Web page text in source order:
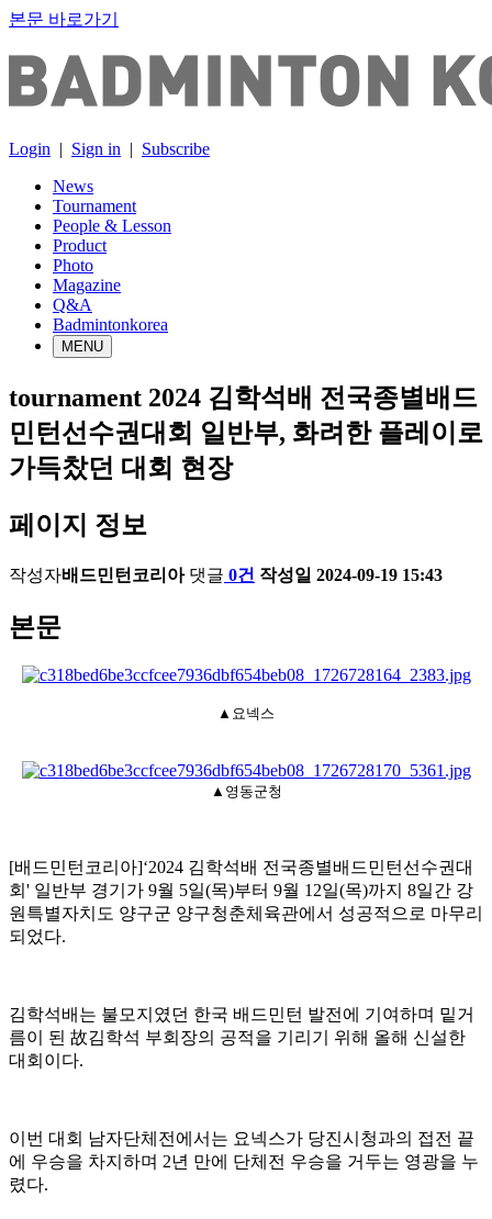
본문 바로가기
Login | Sign in | Subscribe
News
Tournament
People & Lesson
Product
Photo
Magazine
Q&A
Badmintonkorea
MENU
tournament 2024 김학석배 전국종별배드
민턴선수권대회 일반부, 화려한 플레이로
가득찼던 대회 현장
페이지 정보
작성자배드민턴코리아 댓글 0건 작성일 2024-09-19 15:43
본문
▲요넥스
▲영동군청
[배드민턴코리아]‘2024 김학석배 전국종별배드민턴선수권대
회' 일반부 경기가 9월 5일(목)부터 9월 12일(목)까지 8일간 강
원특별자치도 양구군 양구청춘체육관에서 성공적으로 마무리
되었다.
김학석배는 불모지였던 한국 배드민턴 발전에 기여하며 밑거
름이 된 故김학석 부회장의 공적을 기리기 위해 올해 신설한
대회이다.
이번 대회 남자단체전에서는 요넥스가 당진시청과의 접전 끝
에 우승을 차지하며 2년 만에 단체전 우승을 거두는 영광을 누
렸다.